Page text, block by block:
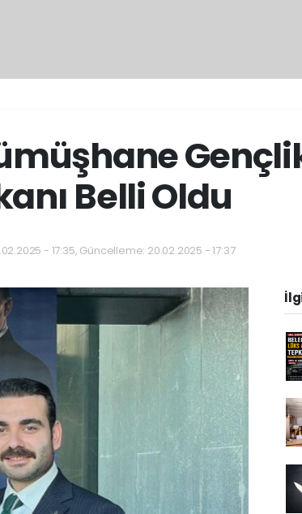
Belli Oldu
- 17:35, Güncelleme: 20.02.2025 - 17:37